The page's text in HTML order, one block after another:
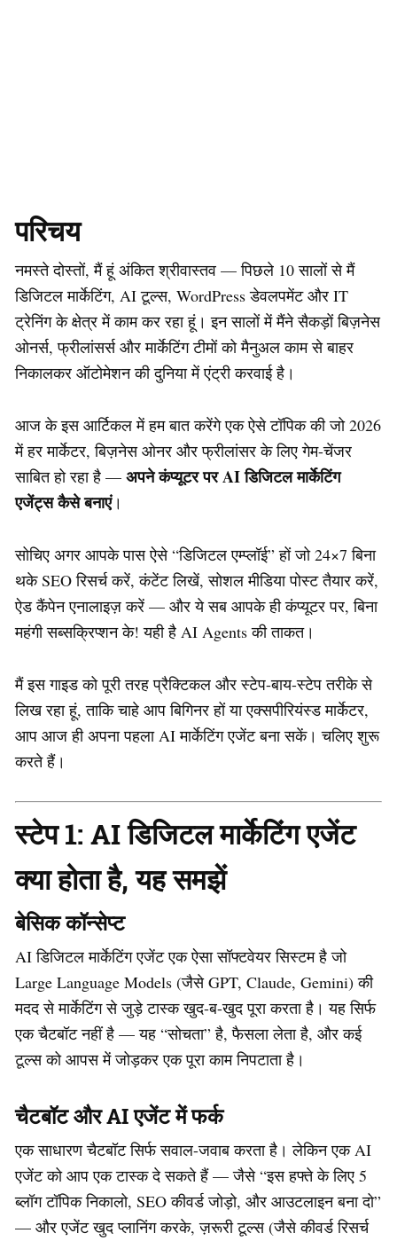
परिचय
नमस्ते दोस्तों, मैं हूं अंकित श्रीवास्तव — पिछले 10 सालों से मैं
डिजिटल मार्केटिंग, AI टूल्स, WordPress डेवलपमेंट और IT
ट्रेनिंग के क्षेत्र में काम कर रहा हूं। इन सालों में मैंने सैकड़ों बिज़नेस
ओनर्स, फ्रीलांसर्स और मार्केटिंग टीमों को मैनुअल काम से बाहर
निकालकर ऑटोमेशन की दुनिया में एंट्री करवाई है।
आज के इस आर्टिकल में हम बात करेंगे एक ऐसे टॉपिक की जो 2026
में हर मार्केटर, बिज़नेस ओनर और फ्रीलांसर के लिए गेम-चेंजर
साबित हो रहा है — अपने कंप्यूटर पर AI डिजिटल मार्केटिंग
एजेंट्स कैसे बनाएं।
सोचिए अगर आपके पास ऐसे “डिजिटल एम्प्लॉई” हों जो 24×7 बिना
थके SEO रिसर्च करें, कंटेंट लिखें, सोशल मीडिया पोस्ट तैयार करें,
ऐड कैंपेन एनालाइज़ करें — और ये सब आपके ही कंप्यूटर पर, बिना
महंगी सब्सक्रिप्शन के! यही है AI Agents की ताकत।
मैं इस गाइड को पूरी तरह प्रैक्टिकल और स्टेप-बाय-स्टेप तरीके से
लिख रहा हूं, ताकि चाहे आप बिगिनर हों या एक्सपीरियंस्ड मार्केटर,
आप आज ही अपना पहला AI मार्केटिंग एजेंट बना सकें। चलिए शुरू
करते हैं।
स्टेप 1: AI डिजिटल मार्केटिंग एजेंट
क्या होता है, यह समझें
बेसिक कॉन्सेप्ट
AI डिजिटल मार्केटिंग एजेंट एक ऐसा सॉफ्टवेयर सिस्टम है जो
Large Language Models (जैसे GPT, Claude, Gemini) की
मदद से मार्केटिंग से जुड़े टास्क खुद-ब-खुद पूरा करता है। यह सिर्फ
एक चैटबॉट नहीं है — यह “सोचता” है, फैसला लेता है, और कई
टूल्स को आपस में जोड़कर एक पूरा काम निपटाता है।
चैटबॉट और AI एजेंट में फर्क
एक साधारण चैटबॉट सिर्फ सवाल-जवाब करता है। लेकिन एक AI
एजेंट को आप एक टास्क दे सकते हैं — जैसे “इस हफ्ते के लिए 5
ब्लॉग टॉपिक निकालो, SEO कीवर्ड जोड़ो, और आउटलाइन बना दो”
— और एजेंट खुद प्लानिंग करके, ज़रूरी टूल्स (जैसे कीवर्ड रिसर्च